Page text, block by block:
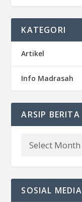
KATEGORI
Artikel
Info Madrasah
ARSIP BERITA
SOSIAL MEDIA